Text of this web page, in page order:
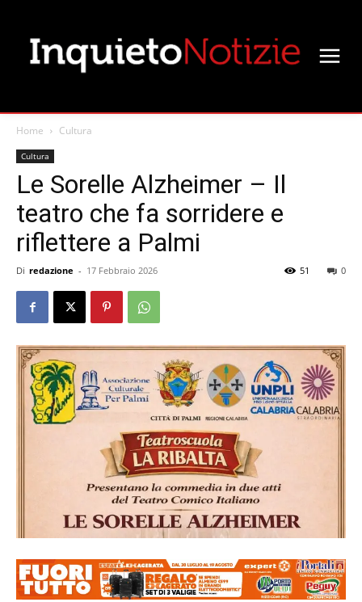
Home Cultura
Cultura
Le Sorelle Alzheimer – Il
teatro che fa sorridere e
riflettere a Palmi
Di redazione - 17 Febbraio 2026 0
51